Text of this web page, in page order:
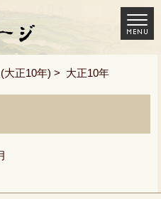
大正10年) > 大正10年